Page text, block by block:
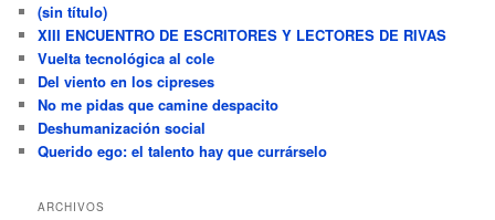
(sin título)
XIII ENCUENTRO DE ESCRITORES Y LECTORES DE RIVAS
Vuelta tecnológica al cole
Del viento en los cipreses
No me pidas que camine despacito
Deshumanización social
Querido ego: el talento hay que currárselo
ARCHIVOS